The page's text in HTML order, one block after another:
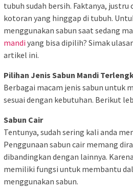
tubuh sudah bersih. Faktanya, justru
kotoran yang hinggap di tubuh.
menggunakan sabun saat sedang
mandi yang bisa dipilih? Simak
artikel ini.
Pilihan Jenis Sabun Mandi
Berbagai macam jenis sabun untuk
sesuai dengan kebutuhan. Berikut
Sabun Cair
Tentunya, sudah sering kali anda
Penggunaan sabun cair memang
dibandingkan dengan lainnya.
memiliki fungsi untuk membantu
menggunakan sabun.